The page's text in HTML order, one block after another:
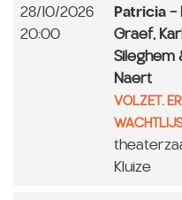
28/10/2026
20:00
Patricia -
Graef,
Sileghem
Naert
VOLZET. ER
Kluize